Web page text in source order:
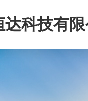
达科技有